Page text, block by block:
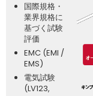
国際規格・
業界規格に
基づく試験
評価
EMC (EMI /
EMS)
電気試験
(LV123,